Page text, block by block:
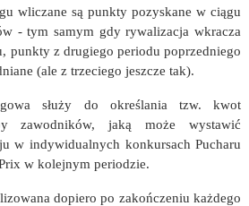
wliczane są punkty pozyskane w ciągu
- tym samym gdy rywalizacja wkracza
punkty z drugiego periodu poprzedniego
(ale z trzeciego jeszcze tak).
służy do określania tzw. kwot
zawodników, jaką może wystawić
w indywidualnych konkursach Pucharu
w kolejnym periodzie.
dopiero po zakończeniu każdego